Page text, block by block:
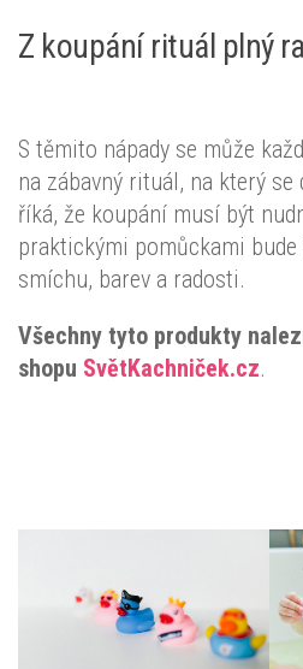
Z koupání rituál plný
S těmito nápady se může
na zábavný rituál, na který
říká, že koupání musí být
praktickými pomůckami bude
smíchu, barev a radosti.
Všechny tyto produkty
shopu SvětKachniček.cz.